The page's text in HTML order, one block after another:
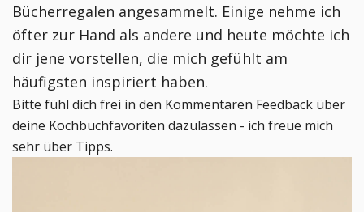
Bücherregalen angesammelt. Einige nehme ich
öfter zur Hand als andere und heute möchte ich
dir jene vorstellen, die mich gefühlt am
häufigsten inspiriert haben.
Bitte fühl dich frei in den Kommentaren Feedback über
deine Kochbuchfavoriten dazulassen - ich freue mich
sehr über Tipps.